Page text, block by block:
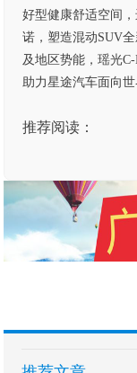
好型健康舒适空间
诺，塑造混动SUV
及地区势能，瑶光
助力星途汽车面向
推荐阅读：